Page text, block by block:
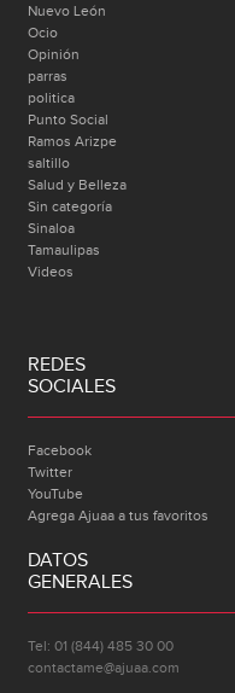
Nuevo León
Ocio
Opinión
parras
politica
Punto Social
Ramos Arizpe
saltillo
Salud y Belleza
Sin categoría
Sinaloa
Tamaulipas
Videos
REDES
SOCIALES
Facebook
Twitter
YouTube
Agrega Ajuaa a tus favoritos
DATOS
GENERALES
Tel: 01 (844) 485 30 00
contactame@ajuaa.com